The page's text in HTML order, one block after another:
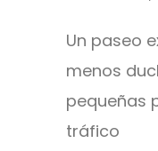
Un paseo
menos
pequeñas
tráfico